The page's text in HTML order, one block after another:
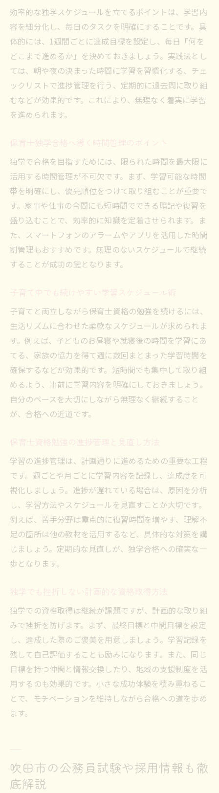
効率的な独学スケジュールを立てるポイントは、学習内
容を細分化し、毎日のタスクを明確にすることです。具
体的には、1週間ごとに達成目標を設定し、毎日「何を
どこまで進めるか」を決めておきましょう。実践法とし
ては、朝や夜の決まった時間に学習を習慣化する、チェ
ックリストで進捗管理を行う、定期的に過去問に取り組
むなどが効果的です。これにより、無理なく着実に学習
を進められます。
保育士独学合格へ導く時間管理のポイント
独学で合格を目指すためには、限られた時間を最大限に
活用する時間管理が不可欠です。まず、学習可能な時間
帯を明確にし、優先順位をつけて取り組むことが重要で
す。家事や仕事の合間にも短時間でできる暗記や復習を
盛り込むことで、効率的に知識を定着させられます。ま
た、スマートフォンのアラームやアプリを活用した時間
割管理もおすすめです。無理のないスケジュールで継続
することが成功の鍵となります。
子育て中でも続けやすい学習スケジュール術
子育てと両立しながら保育士資格の勉強を続けるには、
生活リズムに合わせた柔軟なスケジュールが求められま
す。例えば、子どものお昼寝や就寝後の時間を学習にあ
てる、家族の協力を得て週に数回まとまった学習時間を
確保するなどが効果的です。短時間でも集中して取り組
めるよう、事前に学習内容を明確にしておきましょう。
自分のペースを大切にしながら無理なく継続すること
が、合格への近道です。
保育士資格勉強の進捗管理と見直し方法
学習の進捗管理は、計画通りに進めるための重要な工程
です。週ごとや月ごとに学習内容を記録し、達成度を可
視化しましょう。進捗が遅れている場合は、原因を分析
し、学習方法やスケジュールを見直すことが大切です。
例えば、苦手分野は重点的に復習時間を増やす、理解不
足の箇所は他の教材を活用するなど、具体的な対策を講
じましょう。定期的な見直しが、独学合格への確実な一
歩となります。
独学でも挫折しない計画的な資格取得方法
独学での資格取得は継続が課題ですが、計画的な取り組
みで挫折を防げます。まず、最終目標と中間目標を設定
し、達成した際のご褒美を用意しましょう。学習記録を
残して自己評価することも励みになります。また、同じ
目標を持つ仲間と情報交換したり、地域の支援制度を活
用するのも効果的です。小さな成功体験を積み重ねるこ
とで、モチベーションを維持しながら合格への道を歩め
ます。
吹田市の公務員試験や採用情報も徹
底解説